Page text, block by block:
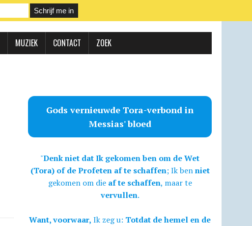
MUZIEK CONTACT ZOEK
Gods vernieuwde Tora-verbond in
Messias' bloed
"Denk niet dat Ik gekomen ben om de Wet
(Tora) of de Profeten af te schaffen; Ik benniet
gekomen om die af te schaffen, maar te
vervullen.
Want, voorwaar, Ik zeg u: Totdat de hemel en de